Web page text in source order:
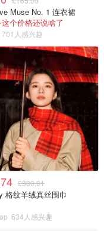
的姜，蒜，蘑菇炒
Muse No. 1 连衣裙
个价格还说啥了
701人感兴趣
£380.01
格纹羊绒真丝围巾
634人感兴趣